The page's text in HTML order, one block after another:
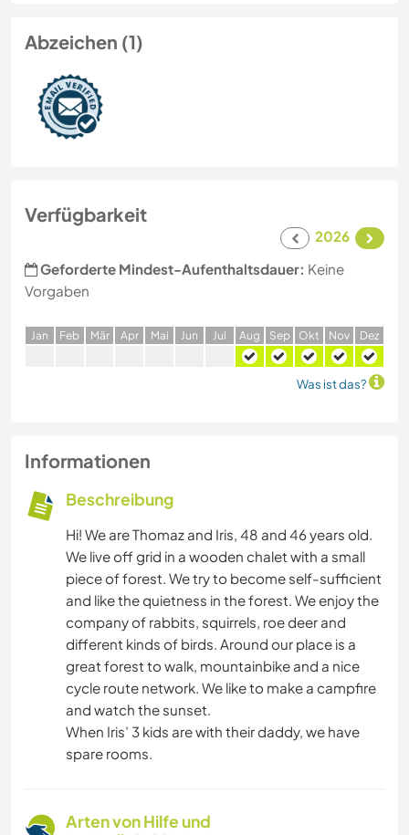
Abzeichen (1)
Verfügbarkeit
2026
Geforderte Mindest-Aufenthaltsdauer: Keine
Vorgaben
Jan Feb Mär Apr Mai Jun Jul Aug Sep Okt Nov Dez
Was ist das?
Informationen
Beschreibung
Hi! We are Thomaz and Iris, 48 and 46 years old.
We live off grid in a wooden chalet with a small
piece of forest. We try to become self-sufficient
and like the quietness in the forest. We enjoy the
company of rabbits, squirrels, roe deer and
different kinds of birds. Around our place is a
great forest to walk, mountainbike and a nice
cycle route network. We like to make a campfire
and watch the sunset.
When Iris’ 3 kids are with their daddy, we have
spare rooms.
Arten von Hilfe und